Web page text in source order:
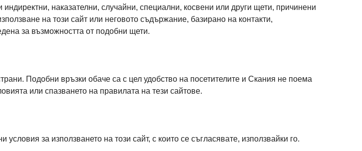
наказателни, случайни, специални, косвени или други щети, причинени
на този сайт или неговото съдържание, базирано на контакти,
за възможността от подобни щети.
Подобни връзки обаче са с цел удобство на посетителите и Скания не поема
или спазването на правилата на тези сайтове.
за използването на този сайт, с които се съгласявате, използвайки го.